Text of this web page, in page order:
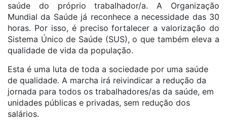
saúde do próprio trabalhador/a. A Organização
Mundial da Saúde já reconhece a necessidade das 30
horas. Por isso, é preciso fortalecer a valorização do
Sistema Único de Saúde (SUS), o que também eleva a
qualidade de vida da população.
Esta é uma luta de toda a sociedade por uma saúde
de qualidade. A marcha irá reivindicar a redução da
jornada para todos os trabalhadores/as da saúde, em
unidades públicas e privadas, sem redução dos
salários.